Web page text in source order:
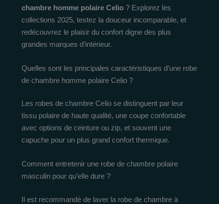
chambre homme polaire Celio ? Explorez les
collections 2025, testez la douceur incomparable, et
redécouvrez le plaisir du confort digne des plus
grandes marques d’intérieur.
Quelles sont les principales caractéristiques d’une robe
de chambre homme polaire Celio ?
Les robes de chambre Celio se distinguent par leur
tissu polaire de haute qualité, une coupe confortable
avec options de ceinture ou zip, et souvent une
capuche pour un plus grand confort thermique.
Comment entretenir une robe de chambre polaire
masculin pour qu’elle dure ?
Il est recommandé de laver la robe de chambre à